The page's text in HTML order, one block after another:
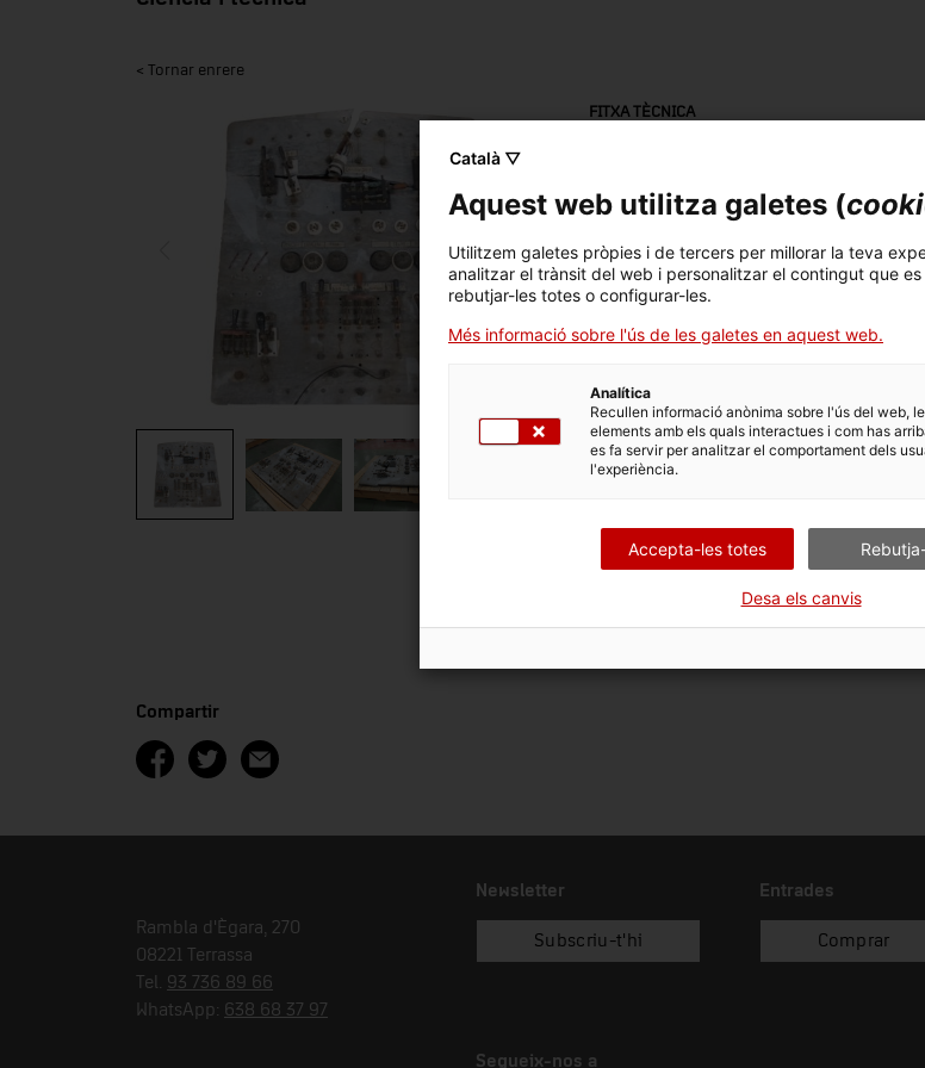
< Tornar enrere
FITXA TÈCNICA
connector de teatre
18347 Primera
baquelita / marbre blanc
DADES DEL MUSEU
Ciència i tècnica
Compartir
Rambla d'Ègara, 270
08221 Terrassa
Tel. 93 736 89 66
WhatsApp: 638 68 37 97
Newsletter
Subscriu-t'hi
Entrades
Comprar
Segueix-nos a
Català ▽
Aquest web utilitza galetes (
Utilitzem galetes pròpies i de tercers per millorar la teva
analitzar el trànsit del web i personalitzar el contingut que
rebutjar-les totes o configurar-les.
Més informació sobre l'ús de les galetes en aquest web.
Analítica
Recullen informació anònima sobre l'ús del web,
elements amb els quals interactues i com has
es fa servir per analitzar el comportament dels
l'experiència.
Accepta-les totes
Desa els canvis